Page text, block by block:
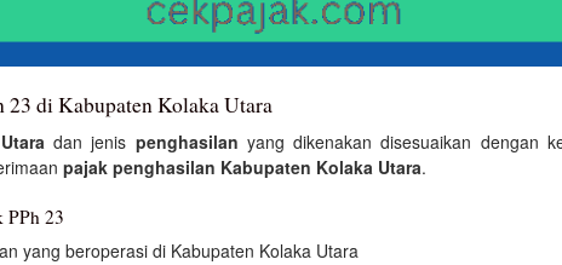
23 di Kabupaten Kolaka Utara
dan jenis penghasilan yang dikenakan disesuaikan dengan
pajak penghasilan Kabupaten Kolaka Utara.
PPh 23
yang beroperasi di Kabupaten Kolaka Utara